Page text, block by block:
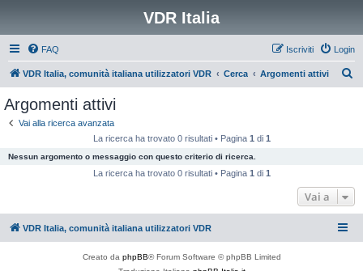
VDR Italia
FAQ Login
Iscriviti
VDR Italia, comunità italiana utilizzatori VDR Cerca Argomenti attivi
Argomenti attivi
Vai alla ricerca avanzata
La ricerca ha trovato 0 risultati • Pagina 1 di 1
Nessun argomento o messaggio con questo criterio di ricerca.
La ricerca ha trovato 0 risultati • Pagina 1 di 1
Vai a
VDR Italia, comunità italiana utilizzatori VDR
Creato da phpBB® Forum Software © phpBB Limited